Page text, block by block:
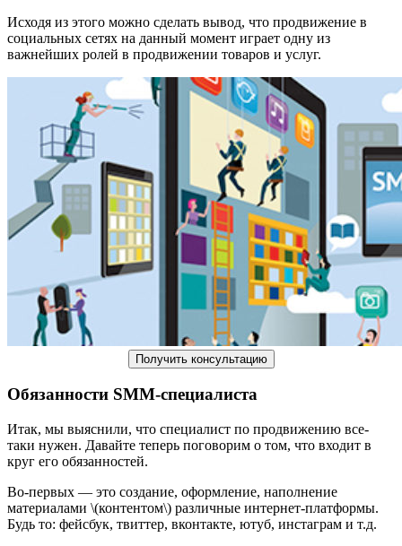
Исходя из этого можно сделать вывод, что продвижение в
социальных сетях на данный момент играет одну из
важнейших ролей в продвижении товаров и услуг.
Получить консультацию
Обязанности SMM-специалиста
Итак, мы выяснили, что специалист по продвижению все-
таки нужен. Давайте теперь поговорим о том, что входит в
круг его обязанностей.
Во-первых — это создание, оформление, наполнение
материалами \(контентом\) различные интернет-платформы.
Будь то: фейсбук, твиттер, вконтакте, ютуб, инстаграм и т.д.